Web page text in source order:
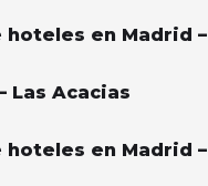
hoteles en Madrid –
Las Acacias
hoteles en Madrid –